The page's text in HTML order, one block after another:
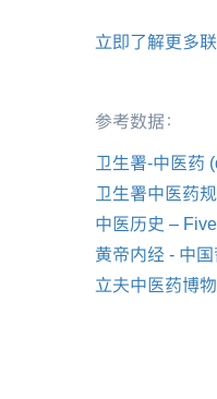
立即了解更多
参考数据：
卫生署-中医药
卫生署中医药
中医历史 –
黄帝内经 - 中
立夫中医药博